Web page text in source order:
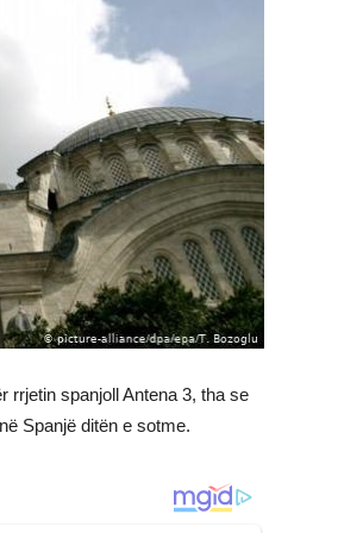
rrjetin spanjoll Antena 3, tha se
Spanjë ditën e sotme.